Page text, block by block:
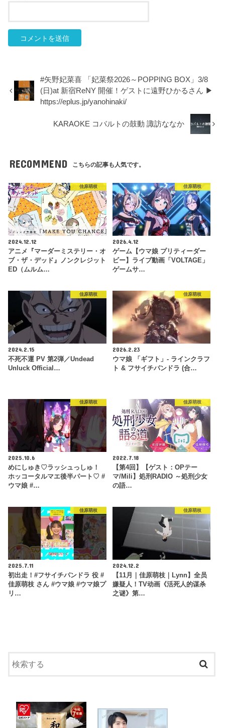
#矢野妃菜喜 「妃菜祭2026～POPPING BOX」3/8
(日)at 新宿ReNY 開催！ゲストに遠野ひかるさん ▶︎
https://eplus.jp/yanohinaki/
KARAOKE コバルトの鼓動 諏訪ななか
RECOMMEND こちらの記事も人気です。
佳原萌枝
2024.12.12
アニメ『マーダーミステリー・オ
ブ・ザ・デッド』ノンクレジット
ED（ムルム…
佳原萌枝
2026.4.12
ゲーム【ウマ娘 プリティーダー
ビー】ライブ動画「VOLTAGE」
ゲームサ…
佳原萌枝
2024.2.15
不死不運 PV 第2弾／Undead
Unluck Official…
佳原萌枝
2026.2.23
ウマ娘 「ギフト」- ラインクラフ
ト & フサイチパンドラ (合…
佳原萌枝
2025.10.6
めにしゅき♡ラッシュっしゅ！
ホッコータルマエ後半パート♡ #
ウマ娘 #…
佳原萌枝
2022.7.18
【第4回】【ゲスト：OPテー
マ/Mili】処刑RADIO ～処刑少女
の語…
佳原萌枝
2025.7.11
初出走！#フサイチパンドラ 役 #
佳原萌枝 さん #ウマ娘 #ウマ娘プ
リ…
佳原萌枝
2024.12.2
【11月｜佳原萌枝｜Lynn】全员
嫌疑人！TV动画《活死人的谋杀
之谜》第…